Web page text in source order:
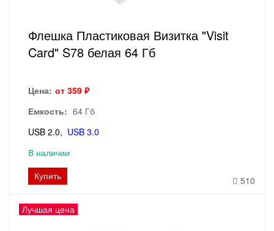
Флешка Пластиковая Визитка "Visit
Card" S78 белая 64 Гб
Цена: от 359 ₽
Емкость: 64 Гб
USB 2.0
USB 3.0
В наличии
Купить
510
Лучшая цена